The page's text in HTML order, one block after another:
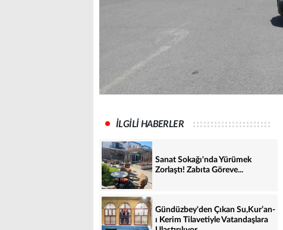
İLGİLİ HABERLER
Sanat Sokağı'nda Yürümek
Zorlaştı! Zabıta Göreve...
Gündüzbey'den Çıkan Su,Kur’an-
ı Kerim Tilavetiyle Vatandaşlara